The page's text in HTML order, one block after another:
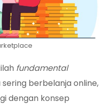
fundamental
sering berbelanja online,
dengan konsep